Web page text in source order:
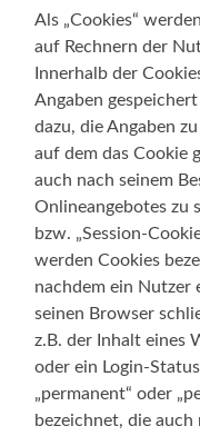
Als „Cookies“
auf Rechnern der
Innerhalb der
Angaben
dazu, die Angaben
auf dem das Cookie
auch nach seinem
Onlineangebotes zu
bzw. „Session-
werden Cookies
nachdem ein Nutzer
seinen Browser
z.B. der Inhalt eines
oder ein Login-
„permanent“ oder
bezeichnet, die auch